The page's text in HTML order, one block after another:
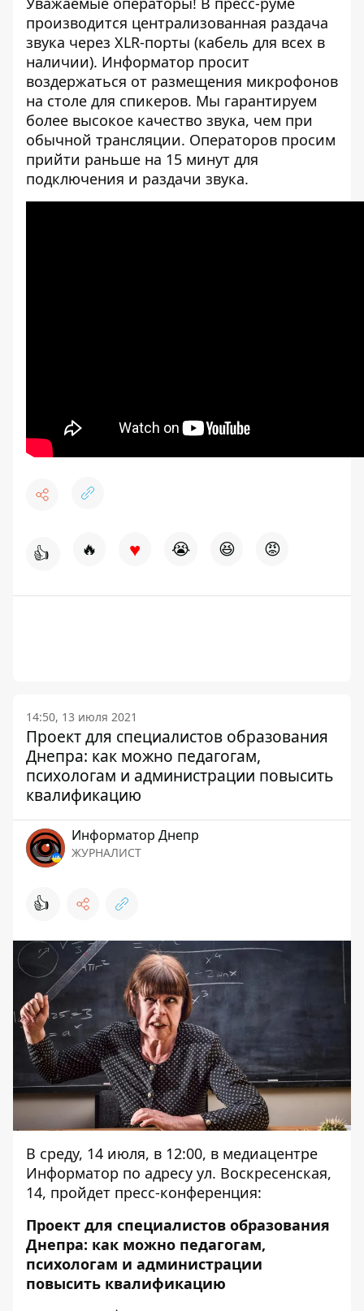
производится централизованная раздача
звука через XLR-порты (кабель для всех в
наличии). Информатор просит
воздержаться от размещения микрофонов
на столе для спикеров. Мы гарантируем
более высокое качество звука, чем при
обычной трансляции. Операторов просим
прийти раньше на 15 минут для
подключения и раздачи звука.
👍 🔥 ♥ 😭 😆 😡
14:50, 13 июля 2021
Проект для специалистов образования
Днепра: как можно педагогам,
психологам и администрации повысить
квалификацию
Информатор Днепр
ЖУРНАЛИСТ
👍
В среду, 14 июля, в 12:00, в медиацентре
Информатор по адресу ул. Воскресенская,
14, пройдет пресс-конференция:
Проект для специалистов образования
Днепра: как можно педагогам,
психологам и администрации
повысить квалификацию